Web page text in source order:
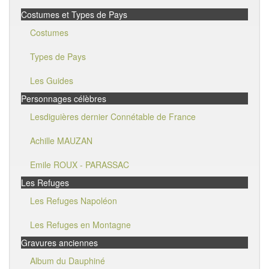
Costumes et Types de Pays
Costumes
Types de Pays
Les Guides
Personnages célèbres
Lesdiguières dernier Connétable de France
Achille MAUZAN
Emile ROUX - PARASSAC
Les Refuges
Les Refuges Napoléon
Les Refuges en Montagne
Gravures anciennes
Album du Dauphiné